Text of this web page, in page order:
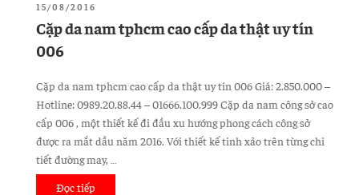
nội
cao
cấp
007”
ĐĂNG
TRONG
15/08/2016
Cặp da nam tphcm cao cấp da thật uy tín
006
Cặp da nam tphcm cao cấp da thật uy tín 006 Giá: 2.850.000 –
Hotline: 0989.20.88.44 – 01666.100.999 Cặp da nam công sở cao
cấp 006 , một thiết kế đi đầu xu hướng phong cách công sở
được ra mắt dầu năm 2016. Với thiết kế tinh xảo trên từng chi
tiết đường may, …
Đọc tiếp